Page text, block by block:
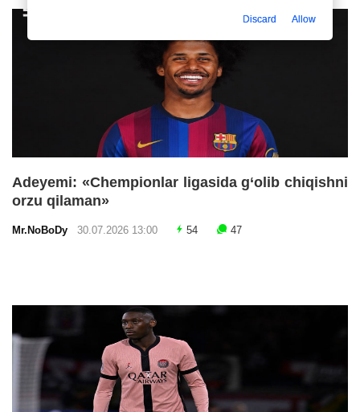
Adeyemi: «Chempionlar ligasida g‘olib chiqishni
orzu qilaman»
Mr.NoBoDy 30.07.2026 13:00 54 47
Discard Allow